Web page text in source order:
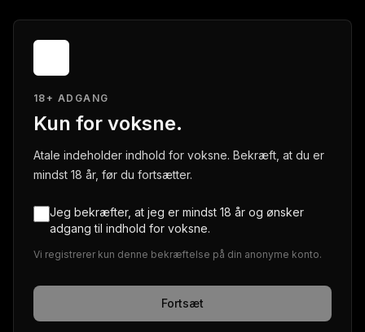
18+ ADGANG
Kun for voksne.
Atale indeholder indhold for voksne. Bekræft, at du er
mindst 18 år, før du fortsætter.
Jeg bekræfter, at jeg er mindst 18 år og ønsker
adgang til indhold for voksne.
Vi registrerer kun denne bekræftelse på din anonyme konto.
Fortsæt